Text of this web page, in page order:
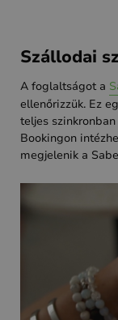
Szállodai
A foglaltságot a
ellenőrizzük. Ez
teljes
Bookingon
megjelenik a